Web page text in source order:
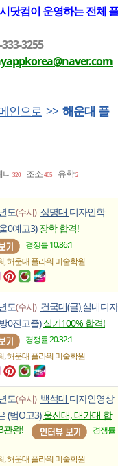
닷컴이 운영하는 전체 플
3255
인으로 >> 해운대 플
니 320 조소 405 유학2
도(수시) 상명대 디자인학
0예고3)장학 합격!
경쟁률 10.86:1
,해운대 플라워미술학원
도(수시) 건국대(글)실내디자
0진고졸)실기100% 합격!
경쟁률 20.32:1
,해운대 플라워미술학원
도(수시) 백석대 디자인영상
(범O고3)울산대, 대가대 합
관왕!
경쟁률
,해운대 플라워미술학원